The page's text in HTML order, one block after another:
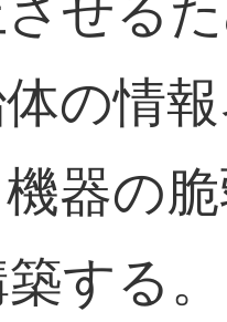
せる
の情
器の
する。